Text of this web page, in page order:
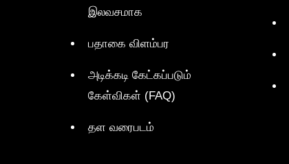
இலவசமாக
பதாகை விளம்பர
அடிக்கடி கேட்கப்படும்
கேள்விகள் (FAQ)
தள வரைபடம்